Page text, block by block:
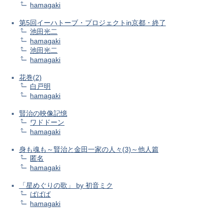
hamagaki
第5回イーハトーブ・プロジェクトin京都・終了
池田光二
hamagaki
池田光二
hamagaki
花巻(2)
白戸明
hamagaki
賢治の映像記憶
ワドドーン
hamagaki
身も魂も～賢治と金田一家の人々(3)～他人篇
匿名
hamagaki
「星めぐりの歌」 by 初音ミク
ばばば
hamagaki